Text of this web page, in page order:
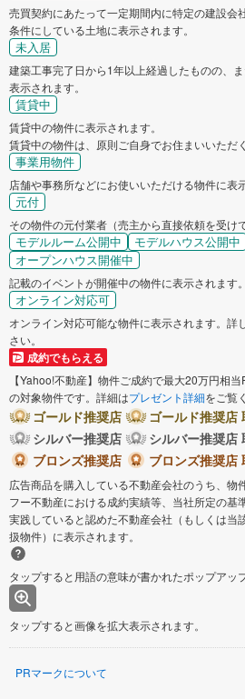
売買契約にあたって一定期間内に特定の建設会
条件にしている土地に表示されます。
未入居
建築工事完了日から1年以上経過したものの、
表示されます。
賃貸中
賃貸中の物件に表示されます。
賃貸中の物件は、原則ご自身でお住まいいただ
事業用物件
店舗や事務所などにお使いいただける物件に表
元付
その物件の元付業者（売主から直接依頼を受け
モデルルーム公開中 モデルハウス公開中
オープンハウス開催中
記載のイベントが開催中の物件に表示されます。
オンライン対応可
オンライン対応可能な物件に表示されます。詳
さい。
成約でもらえる
【Yahoo!不動産】物件ご成約で最大20万円相
の対象物件です。詳細はプレゼント詳細をご覧
ゴールド推奨店
ゴールド推奨店
シルバー推奨店
シルバー推奨店
ブロンズ推奨店
ブロンズ推奨店
広告商品を購入している不動産会社のうち、物
フー不動産における成約実績等、当社所定の基
実践していると認めた不動産会社（もしくは当
扱物件）に表示されます。
タップすると用語の意味が書かれたポップアッ
タップすると画像を拡大表示されます。
PRマークについて